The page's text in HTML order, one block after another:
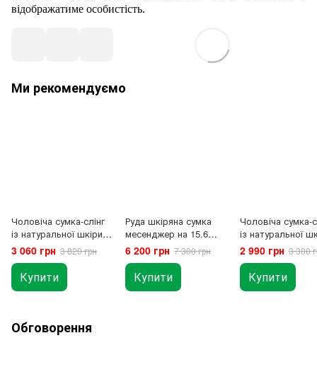
відображатиме особистість.
Ми рекомендуємо
Чоловіча сумка-слінг
із натуральної шкіри
Newery N9014GA
3 060 грн 3 820 грн
Купити
Руда шкіряна сумка
месенджер на 15.6
"Newery N8128GCR
6 200 грн 7 300 грн
Купити
Чоловіча сумка-
із натуральної
Newery N9016GA
2 990 грн 3 300
Купити
Обговорення